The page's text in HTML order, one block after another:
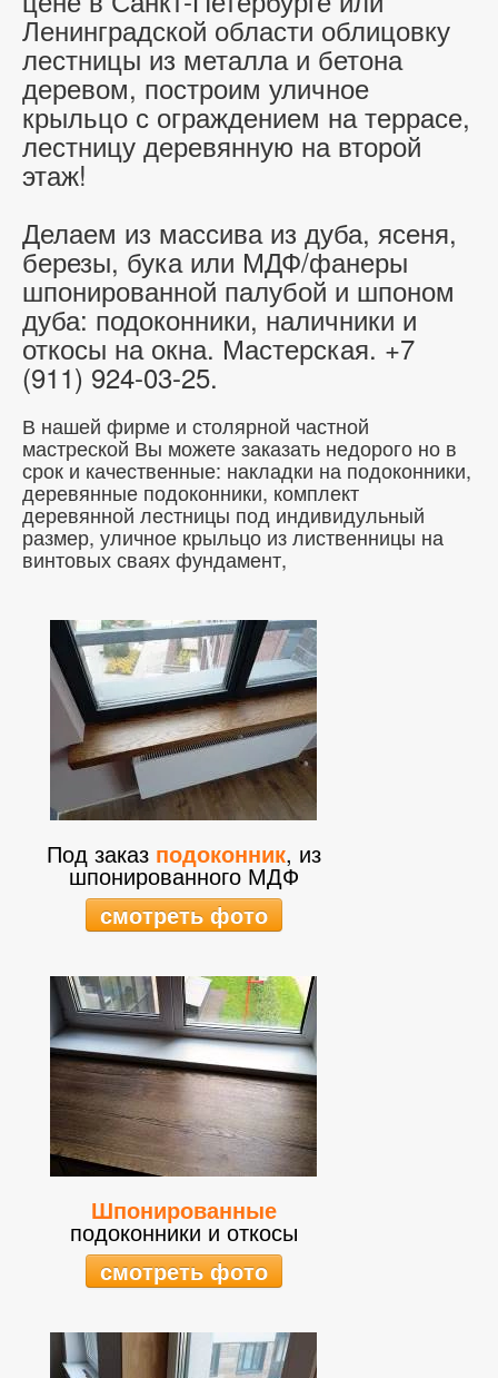
Ленинградской области облицовку
лестницы из металла и бетона
деревом, построим уличное
крыльцо с ограждением на террасе,
лестницу деревянную на второй
этаж!
Делаем из массива из дуба, ясеня,
березы, бука или МДФ/фанеры
шпонированной палубой и шпоном
дуба: подоконники, наличники и
откосы на окна. Мастерская. +7
(911) 924-03-25.
В нашей фирме и столярной частной
мастреской Вы можете заказать недорого но в
срок и качественные: накладки на подоконники,
деревянные подоконники, комплект
деревянной лестницы под индивидульный
размер, уличное крыльцо из лиственницы на
винтовых сваях фундамент,
Под заказ подоконник, из
шпонированного МДФ
смотреть фото
Шпонированные
подоконники и откосы
смотреть фото